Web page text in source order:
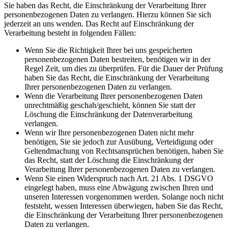
Sie haben das Recht, die Einschränkung der Verarbeitung Ihrer
personenbezogenen Daten zu verlangen. Hierzu können Sie sich
jederzeit an uns wenden. Das Recht auf Einschränkung der
Verarbeitung besteht in folgenden Fällen:
Wenn Sie die Richtigkeit Ihrer bei uns gespeicherten
personenbezogenen Daten bestreiten, benötigen wir in der
Regel Zeit, um dies zu überprüfen. Für die Dauer der Prüfung
haben Sie das Recht, die Einschränkung der Verarbeitung
Ihrer personenbezogenen Daten zu verlangen.
Wenn die Verarbeitung Ihrer personenbezogenen Daten
unrechtmäßig geschah/geschieht, können Sie statt der
Löschung die Einschränkung der Datenverarbeitung
verlangen.
Wenn wir Ihre personenbezogenen Daten nicht mehr
benötigen, Sie sie jedoch zur Ausübung, Verteidigung oder
Geltendmachung von Rechtsansprüchen benötigen, haben Sie
das Recht, statt der Löschung die Einschränkung der
Verarbeitung Ihrer personenbezogenen Daten zu verlangen.
Wenn Sie einen Widerspruch nach Art. 21 Abs. 1 DSGVO
eingelegt haben, muss eine Abwägung zwischen Ihren und
unseren Interessen vorgenommen werden. Solange noch nicht
feststeht, wessen Interessen überwiegen, haben Sie das Recht,
die Einschränkung der Verarbeitung Ihrer personenbezogenen
Daten zu verlangen.